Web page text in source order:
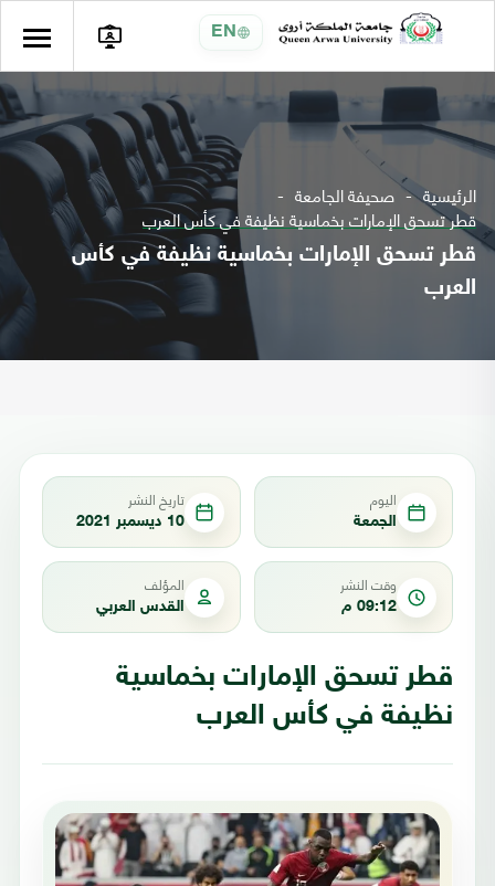
EN
الرئيسية صحيفة الجامعة
قطر تسحق الإمارات بخماسية نظيفة في كأس العرب
قطر تسحق الإمارات بخماسية نظيفة في كأس
العرب
اليوم
الجمعة
تاريخ النشر
10 ديسمبر 2021
وقت النشر
09:12 م
المؤلف
القدس العربي
قطر تسحق الإمارات بخماسية
نظيفة في كأس العرب